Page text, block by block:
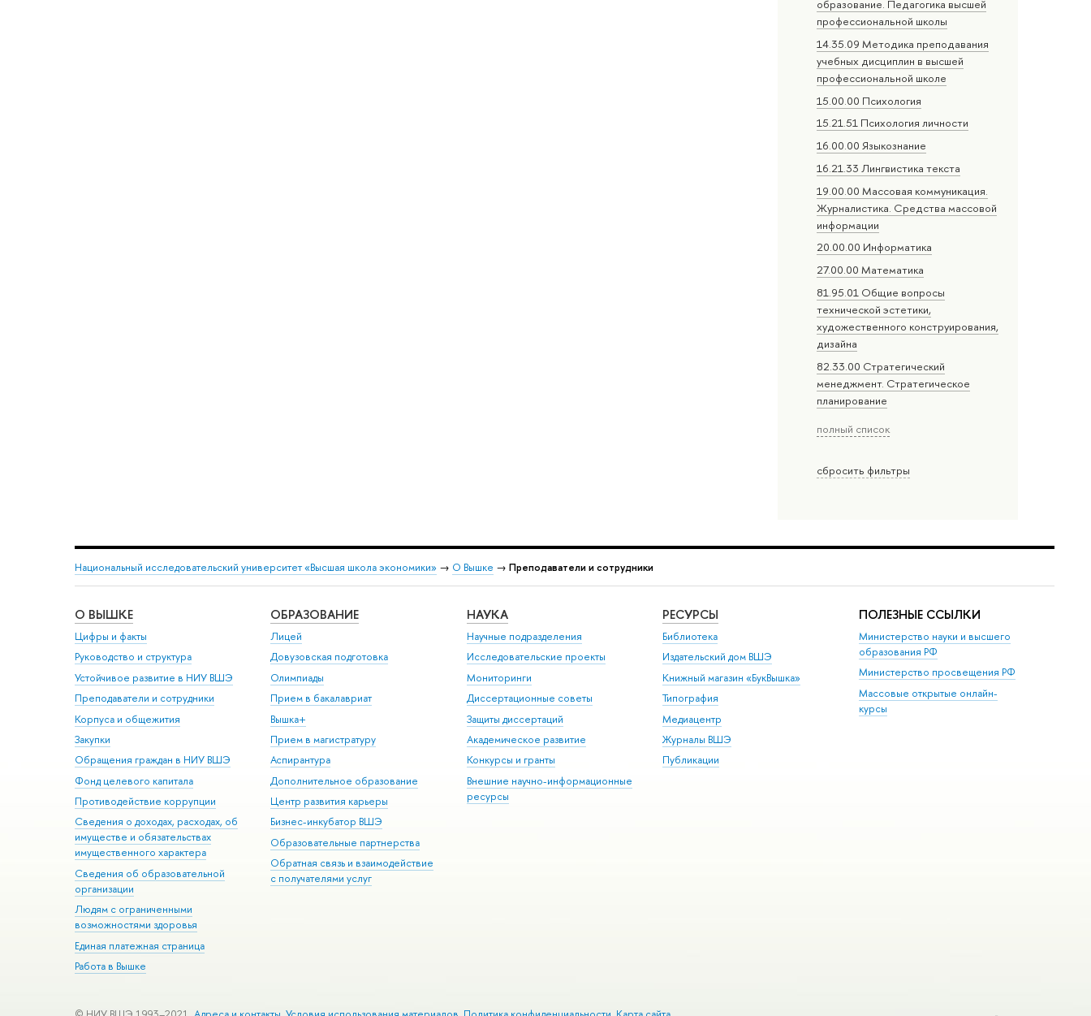
образование. Педагогика высшей
профессиональной школы
14.35.09 Методика преподавания
учебных дисциплин в высшей
профессиональной школе
15.00.00 Психология
15.21.51 Психология личности
16.00.00 Языкознание
16.21.33 Лингвистика текста
19.00.00 Массовая коммуникация.
Журналистика. Средства массовой
информации
20.00.00 Информатика
27.00.00 Математика
81.95.01 Общие вопросы
технической эстетики,
художественного конструирования,
дизайна
82.33.00 Стратегический
менеджмент. Стратегическое
планирование
полный список
сбросить фильтры
Национальный исследовательский университет «Высшая школа экономики» → О Вышке → Преподаватели и сотрудники
О ВЫШКЕ
Цифры и факты
Руководство и структура
Устойчивое развитие в НИУ ВШЭ
Преподаватели и сотрудники
Корпуса и общежития
Закупки
Обращения граждан в НИУ ВШЭ
Фонд целевого капитала
Противодействие коррупции
Сведения о доходах, расходах, об
имуществе и обязательствах
имущественного характера
Сведения об образовательной
организации
Людям с ограниченными
возможностями здоровья
Единая платежная страница
Работа в Вышке
ОБРАЗОВАНИЕ
Лицей
Довузовская подготовка
Олимпиады
Прием в бакалавриат
Вышка+
Прием в магистратуру
Аспирантура
Дополнительное образование
Центр развития карьеры
Бизнес-инкубатор ВШЭ
Образовательные партнерства
Обратная связь и взаимодействие
с получателями услуг
НАУКА
Научные подразделения
Исследовательские проекты
Мониторинги
Диссертационные советы
Защиты диссертаций
Академическое развитие
Конкурсы и гранты
Внешние научно-информационные
ресурсы
РЕСУРСЫ
Библиотека
Издательский дом ВШЭ
Книжный магазин «БукВышка»
Типография
Медиацентр
Журналы ВШЭ
Публикации
ПОЛЕЗНЫЕ ССЫЛКИ
Министерство науки и высшего
образования РФ
Министерство просвещения РФ
Массовые открытые онлайн-
курсы